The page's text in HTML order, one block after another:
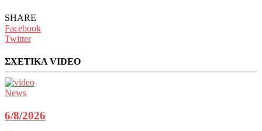
SHARE
Facebook
Twitter
ΣΧΕΤΙΚΑ VIDEO
News
6/8/2026